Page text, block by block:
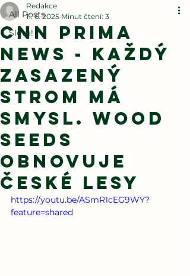
All Posts
Sleva!
CNN PRIMA
NEWS - Každý
zasazený
strom má
smysl. Wood
Seeds
obnovuje
české lesy
Redakce
11. 6. 2025 Minut čtení: 3
https://youtu.be/ASmR1cEG9WY?
feature=shared